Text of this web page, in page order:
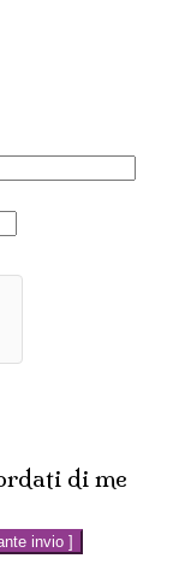
di me
invio ]